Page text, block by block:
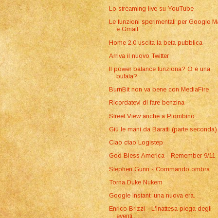
Lo streaming live su YouTube
Le funzioni sperimentali per Google
e Gmail
Home 2.0 uscita la beta pubblica
Arriva il nuovo Twitter
Il power balance funziona? O è una
bufala?
BurnBit non va bene con MediaFire
Ricordatevi di fare benzina
Street View anche a Piombino
Giù le mani da Baratti (parte seconda)
Ciao ciao Logistep
God Bless America - Remember 9/11
Stephen Gunn - Commando ombra
Torna Duke Nukem
Google Instant: una nuova era.
Enrico Brizzi - L'inattesa piega degli
eventi